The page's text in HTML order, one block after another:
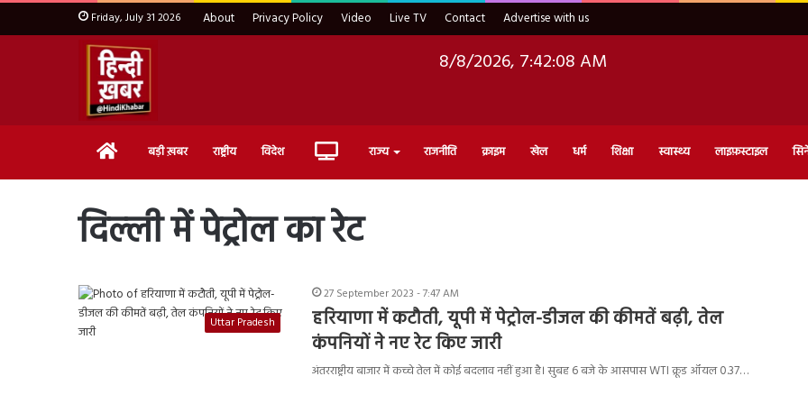
Friday, July 31 2026 About Privacy Policy Video Live TV Contact Advertise with us
8/8/2026, 7:42:09 AM
Home बड़ी ख़बर राष्ट्रीय विदेश Live
TV
राज्य राजनीति क्राइम खेल धर्म शिक्षा स्वास्थ्य लाइफ़स्टाइल
द‍िल्‍ली में पेट्रोल का रेट
Uttar Pradesh
27 September 2023 - 7:47 AM
हरियाणा में कटौती, यूपी में पेट्रोल-डीजल की कीमतें बढ़ी, तेल
कंपनियों ने नए रेट किए जारी
अंतरराष्ट्रीय बाजार में कच्चे तेल में कोई बदलाव नहीं हुआ है। सुबह 6 बजे के आसपास WTI क्रूड ऑयल 0.37…